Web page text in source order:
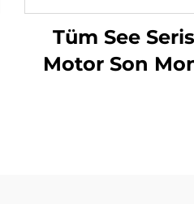
Tüm See
Motor Son